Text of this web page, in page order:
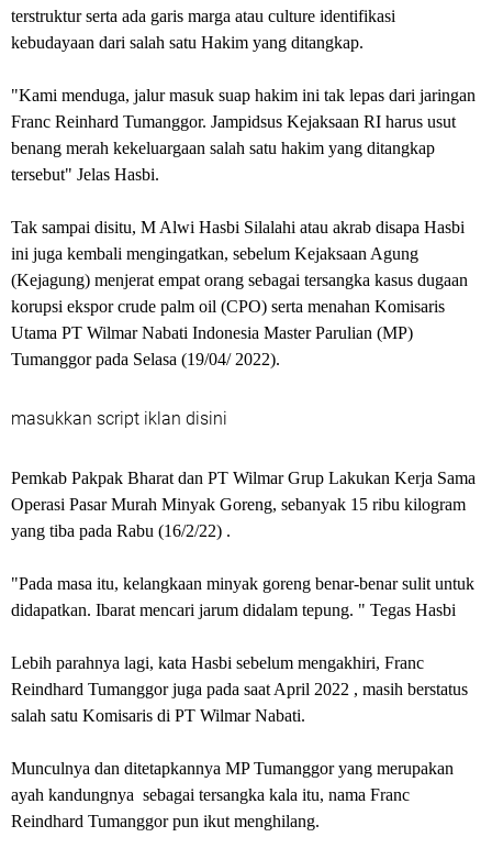
terstruktur serta ada garis marga atau culture identifikasi
kebudayaan dari salah satu Hakim yang ditangkap.
"Kami menduga, jalur masuk suap hakim ini tak lepas dari jaringan
Franc Reinhard Tumanggor. Jampidsus Kejaksaan RI harus usut
benang merah kekeluargaan salah satu hakim yang ditangkap
tersebut" Jelas Hasbi.
Tak sampai disitu, M Alwi Hasbi Silalahi atau akrab disapa Hasbi
ini juga kembali mengingatkan, sebelum Kejaksaan Agung
(Kejagung) menjerat empat orang sebagai tersangka kasus dugaan
korupsi ekspor crude palm oil (CPO) serta menahan Komisaris
Utama PT Wilmar Nabati Indonesia Master Parulian (MP)
Tumanggor pada Selasa (19/04/ 2022).
masukkan script iklan disini
Pemkab Pakpak Bharat dan PT Wilmar Grup Lakukan Kerja Sama
Operasi Pasar Murah Minyak Goreng, sebanyak 15 ribu kilogram
yang tiba pada Rabu (16/2/22) .
"Pada masa itu, kelangkaan minyak goreng benar-benar sulit untuk
didapatkan. Ibarat mencari jarum didalam tepung. " Tegas Hasbi
Lebih parahnya lagi, kata Hasbi sebelum mengakhiri, Franc
Reindhard Tumanggor juga pada saat April 2022 , masih berstatus
salah satu Komisaris di PT Wilmar Nabati.
Munculnya dan ditetapkannya MP Tumanggor yang merupakan
ayah kandungnya sebagai tersangka kala itu, nama Franc
Reindhard Tumanggor pun ikut menghilang.